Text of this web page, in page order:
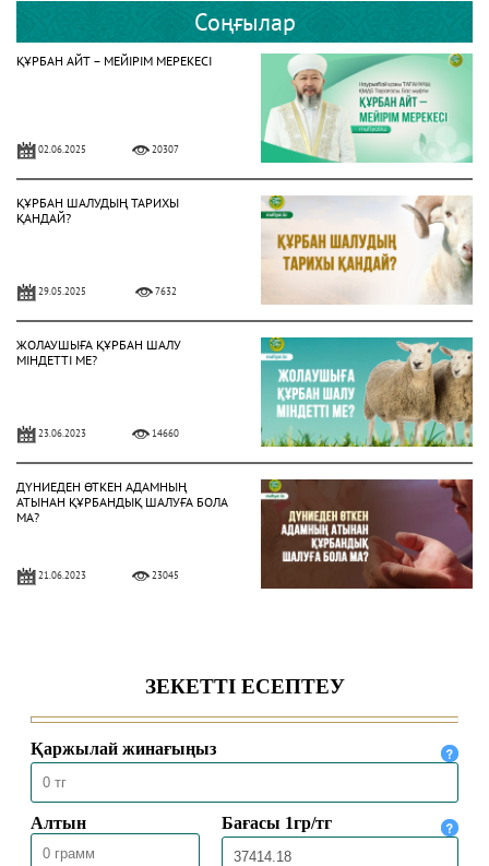
Соңғылар
ҚҰРБАН АЙТ – МЕЙІРІМ МЕРЕКЕСІ
02.06.2025 20307
ҚҰРБАН ШАЛУДЫҢ ТАРИХЫ
ҚАНДАЙ?
29.05.2025 7632
ЖОЛАУШЫҒА ҚҰРБАН ШАЛУ
МІНДЕТТІ МЕ?
23.06.2023 14660
ДҮНИЕДЕН ӨТКЕН АДАМНЫҢ
АТЫНАН ҚҰРБАНДЫҚ ШАЛУҒА БОЛА
МА?
21.06.2023 23045
19.06.2023 22479
НЕ ҮШІН ҚҰРБАН ШАЛАМЫЗ?
08.07.2022